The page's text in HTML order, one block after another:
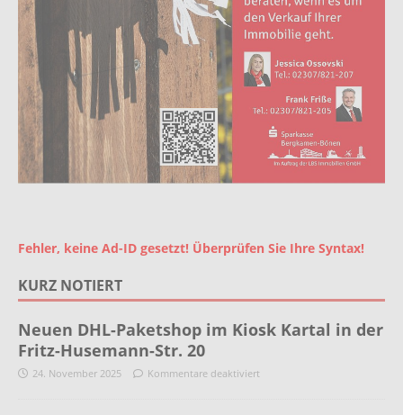
Fehler, keine Ad-ID gesetzt! Überprüfen Sie Ihre Syntax!
KURZ NOTIERT
Neuen DHL-Paketshop im Kiosk Kartal in der
Fritz-Husemann-Str. 20
24. November 2025 Kommentare deaktiviert